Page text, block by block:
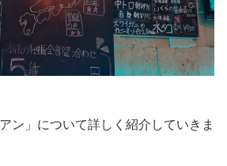
ン」について詳しく紹介していきま